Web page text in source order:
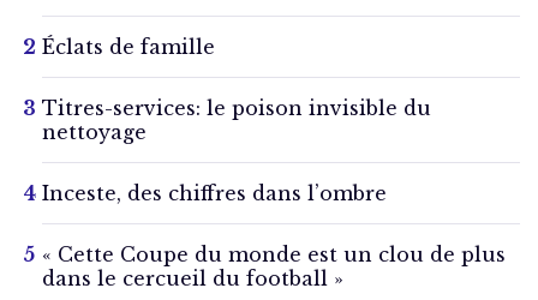
Éclats de famille
Titres-services: le poison invisible du
nettoyage
Inceste, des chiffres dans l’ombre
« Cette Coupe du monde est un clou de plus
dans le cercueil du football »